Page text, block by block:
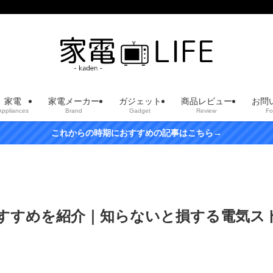
家電 家電メーカー
Brand
ガジェット
Gadget
商品レビュー
Review
お問
これからの時期におすすめの記事はこちら→
すめを紹介｜知らないと損する電気ス